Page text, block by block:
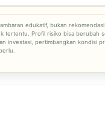
edukatif, bukan rekomendasi
tertentu. Profil risiko bisa berubah
investasi, pertimbangkan kondisi